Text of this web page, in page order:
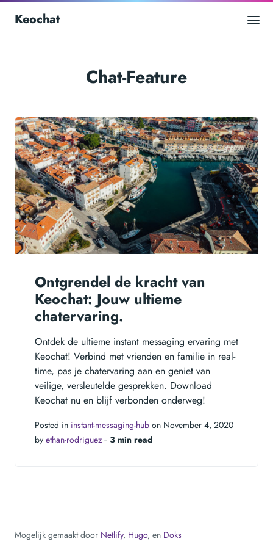
Keochat
Chat-Feature
Ontgrendel de kracht van
Keochat: Jouw ultieme
chatervaring.
Ontdek de ultieme instant messaging ervaring met
Keochat! Verbind met vrienden en familie in real-
time, pas je chatervaring aan en geniet van
veilige, versleutelde gesprekken. Download
Keochat nu en blijf verbonden onderweg!
Posted in instant-messaging-hub on November 4, 2020
by ethan-rodriguez ‐ 3 min read
Mogelijk gemaakt door Netlify, Hugo, en Doks